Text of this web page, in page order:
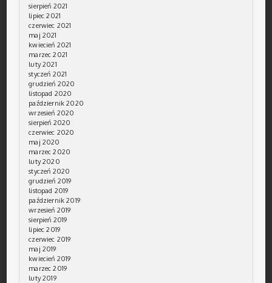
sierpień 2021
lipiec 2021
czerwiec 2021
maj 2021
kwiecień 2021
marzec 2021
luty 2021
styczeń 2021
grudzień 2020
listopad 2020
październik 2020
wrzesień 2020
sierpień 2020
czerwiec 2020
maj 2020
marzec 2020
luty 2020
styczeń 2020
grudzień 2019
listopad 2019
październik 2019
wrzesień 2019
sierpień 2019
lipiec 2019
czerwiec 2019
maj 2019
kwiecień 2019
marzec 2019
luty 2019